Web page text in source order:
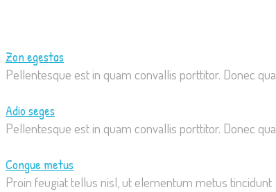
Zon egestas
Pellentesque est in quam convallis porttitor. Donec qua
Adio seges
Pellentesque est in quam convallis porttitor. Donec qua
Congue metus
Proin feugiat tellus nisl, ut elementum metus tincidunt